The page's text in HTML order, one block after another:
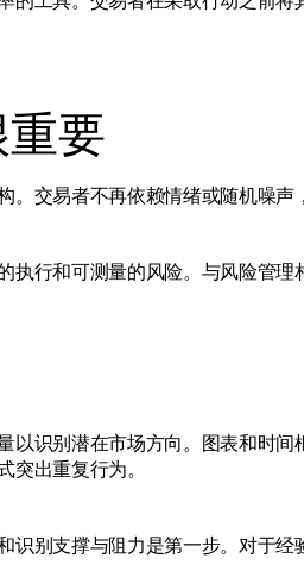
要
。交易者不再依赖情绪或随机噪声
执行和可测量的风险。与风险管理
以识别潜在市场方向。图表和时
突出重复行为。
识别支撑与阻力是第一步。对于